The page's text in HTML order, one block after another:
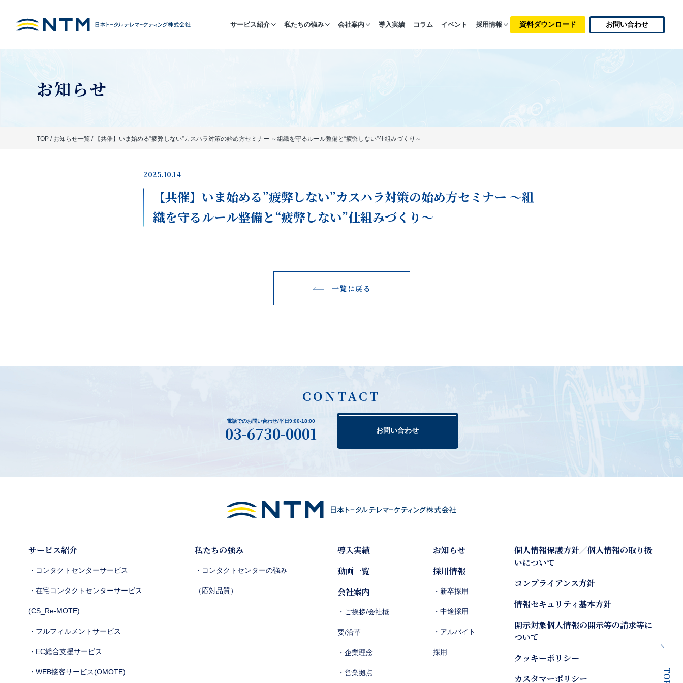
サービス紹介 私たちの強み 会社案内 導入実績 コラム イベント 採用情報 資料ダウンロード お問い合わせ
お知らせ
TOP / お知らせ一覧 / 【共催】いま始める”疲弊しない”カスハラ対策の始め方セミナー ～組織を守るルール整備と“疲弊しない”仕組みづくり～
2025.10.14
【共催】いま始める”疲弊しない”カスハラ対策の始め方セミナー ～組
織を守るルール整備と“疲弊しない”仕組みづくり～
一覧に戻る
CONTACT
お問い合わせ
電話でのお問い合わせ/平日9:00-18:00
03-6730-0001
サービス紹介
・コンタクトセンターサービス
・在宅コンタクトセンターサービス
(CS_Re-MOTE)
・フルフィルメントサービス
・EC総合支援サービス
・WEB接客サービス(OMOTE)
私たちの強み
・コンタクトセンターの強み
（応対品質）
導入実績
動画一覧
会社案内
・ご挨拶/会社概
要/沿革
・企業理念
・営業拠点
お知らせ
採用情報
・新卒採用
・中途採用
・アルバイト
採用
個人情報保護方針／個人情報の取り扱
いについて
コンプライアンス方針
情報セキュリティ基本方針
開示対象個人情報の開示等の請求等に
ついて
クッキーポリシー
カスタマーポリシー
TOP